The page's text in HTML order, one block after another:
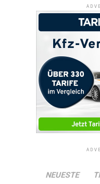
Fotos: Stadt Wetter (1),
NEUESTE